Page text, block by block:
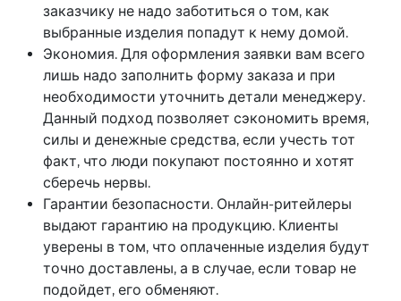
заказчику не надо заботиться о том, как
выбранные изделия попадут к нему домой.
Экономия. Для оформления заявки вам всего
лишь надо заполнить форму заказа и при
необходимости уточнить детали менеджеру.
Данный подход позволяет сэкономить время,
силы и денежные средства, если учесть тот
факт, что люди покупают постоянно и хотят
сберечь нервы.
Гарантии безопасности. Онлайн-ритейлеры
выдают гарантию на продукцию. Клиенты
уверены в том, что оплаченные изделия будут
точно доставлены, а в случае, если товар не
подойдет, его обменяют.